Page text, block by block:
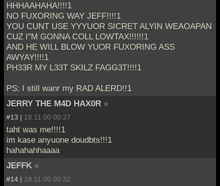
HHHAAHAHA!!!!1
NO FUXORING WAY JEFF!!!!1
YOU CUNT USE YYYUOR SICRET ALYIN WEAOAPAN
CUZ I"M GONNA COLL LOWTAX!!!!!!1
AND HE WILL BLOW YUOR FUXORING ASS
AWYAY!!!!1
PH33R MY L33T SKILZ FAGG3T!!!!1
PS: I still wanr my RAD ALERD!!1
JERRY THE M4D HAX0R »
#13 | 18.11.00 00:27
taht was me!!!!1
im kase anyuone doudbts!!!1
hahahahhaaaa
JEFFK »
#14 | 18.11.00 00:32